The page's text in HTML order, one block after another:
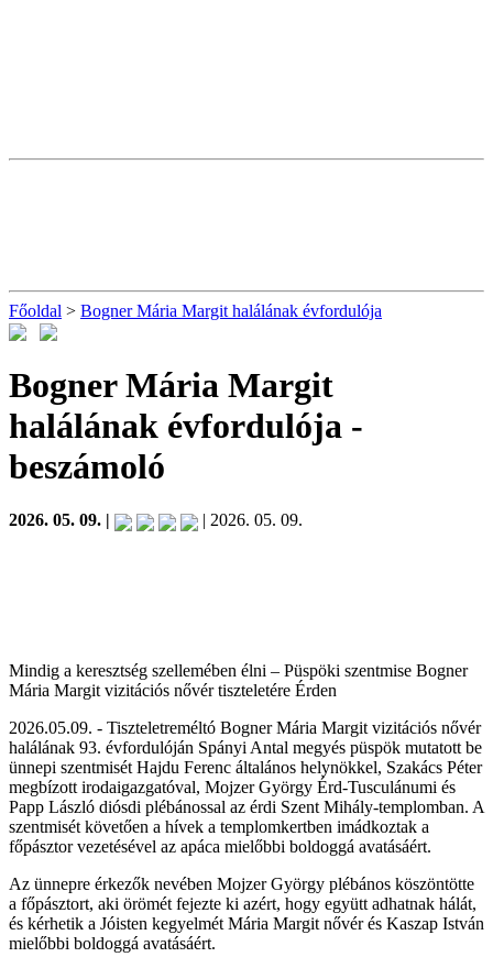
Főoldal > Bogner Mária Margit halálának évfordulója
Bogner Mária Margit
halálának évfordulója -
beszámoló
2026. 05. 09. | | 2026. 05. 09.
Mindig a keresztség szellemében élni – Püspöki szentmise Bogner
Mária Margit vizitációs nővér tiszteletére Érden
2026.05.09. - Tiszteletreméltó Bogner Mária Margit vizitációs nővér
halálának 93. évfordulóján Spányi Antal megyés püspök mutatott be
ünnepi szentmisét Hajdu Ferenc általános helynökkel, Szakács Péter
megbízott irodaigazgatóval, Mojzer György Érd-Tusculánumi és
Papp László diósdi plébánossal az érdi Szent Mihály-templomban. A
szentmisét követően a hívek a templomkertben imádkoztak a
főpásztor vezetésével az apáca mielőbbi boldoggá avatásáért.
Az ünnepre érkezők nevében Mojzer György plébános köszöntötte
a főpásztort, aki örömét fejezte ki azért, hogy együtt adhatnak hálát,
és kérhetik a Jóisten kegyelmét Mária Margit nővér és Kaszap István
mielőbbi boldoggá avatásáért.